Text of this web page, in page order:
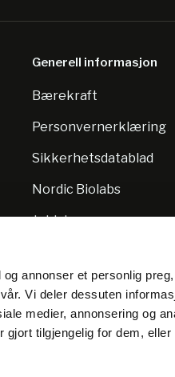
annonser et personlig
Vi deler dessuten
medier, annonsering og
gjort tilgjengelig for dem,
Generell informasjon
Bærekraft
Personvernerklæring
Sikkerhetsdatablad
Nordic Biolabs
Jobb hos oss